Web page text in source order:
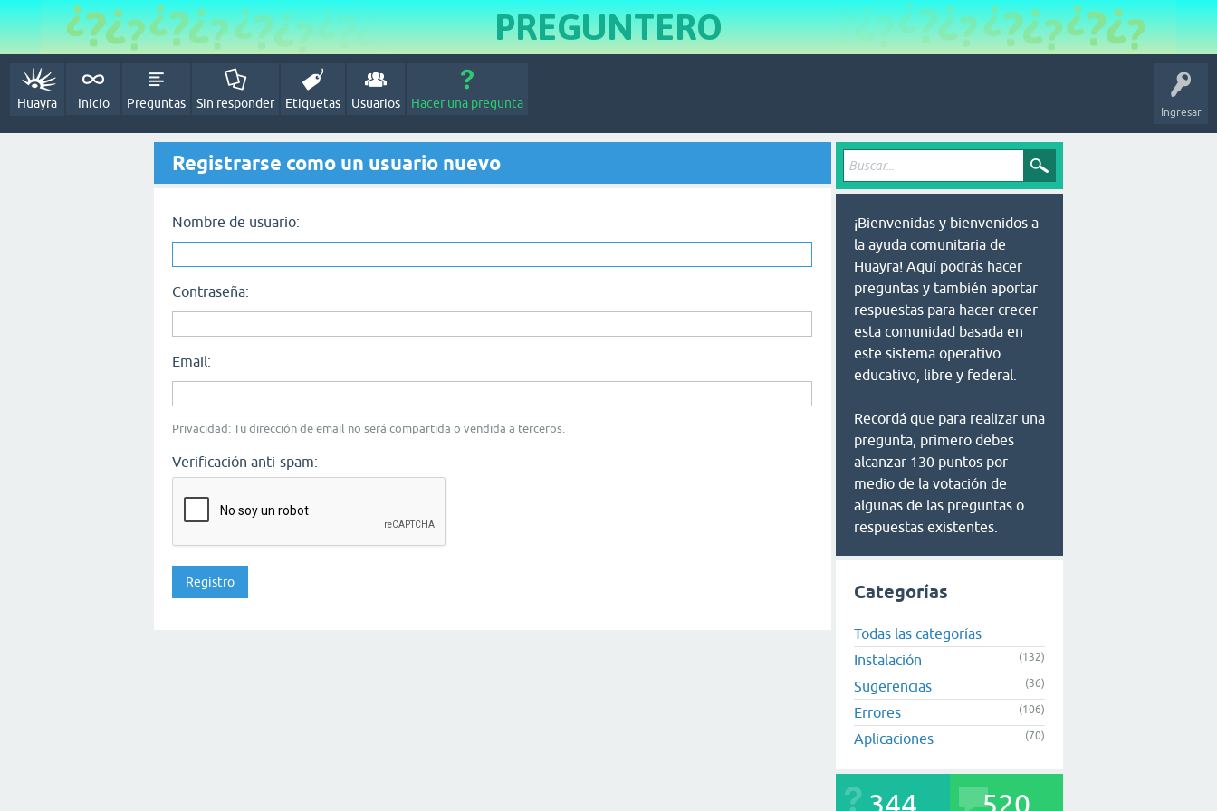
PREGUNTERO
Ingresar
Huayra Inicio Preguntas Sin responder Etiquetas Usuarios Hacer una pregunta
Registrarse como un usuario nuevo
Nombre de usuario:
Contraseña:
Email:
Privacidad: Tu dirección de email no será compartida o vendida a terceros.
Verificación anti-spam:
¡Bienvenidas y bienvenidos a
la ayuda comunitaria de
Huayra! Aquí podrás hacer
preguntas y también aportar
respuestas para hacer crecer
esta comunidad basada en
este sistema operativo
educativo, libre y federal.
Recordá que para realizar una
pregunta, primero debes
alcanzar 130 puntos por
medio de la votación de
algunas de las preguntas o
respuestas existentes.
Categorías
Todas las categorías
Instalación
(132)
Sugerencias (36)
Errores (106)
Aplicaciones (70)
344 520